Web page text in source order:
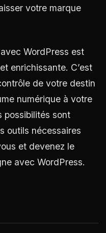
votre marque
WordPress est
enrichissante. C’est
de votre destin
numérique à votre
possibilités sont
outils nécessaires
et devenez le
avec WordPress.